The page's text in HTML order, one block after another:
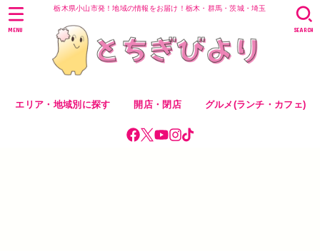
栃木県小山市発！地域の情報をお届け！栃木・群馬・茨城・埼玉
エリア・地域別に探す 開店・閉店 グルメ(ランチ・カフェ)
SEARCH
MENU